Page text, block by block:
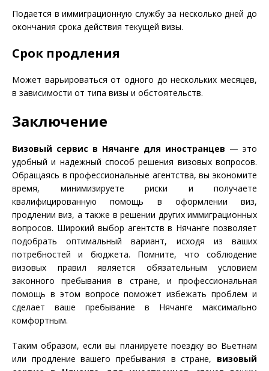
Подается в иммиграционную службу за несколько дней до
окончания срока действия текущей визы.
Срок продления
Может варьироваться от одного до нескольких месяцев,
в зависимости от типа визы и обстоятельств.
Заключение
Визовый сервис в Нячанге для иностранцев — это
удобный и надежный способ решения визовых вопросов.
Обращаясь в профессиональные агентства, вы экономите
время, минимизируете риски и получаете
квалифицированную помощь в оформлении виз,
продлении виз, а также в решении других иммиграционных
вопросов. Широкий выбор агентств в Нячанге позволяет
подобрать оптимальный вариант, исходя из ваших
потребностей и бюджета. Помните, что соблюдение
визовых правил является обязательным условием
законного пребывания в стране, и профессиональная
помощь в этом вопросе поможет избежать проблем и
сделает ваше пребывание в Нячанге максимально
комфортным.
Таким образом, если вы планируете поездку во Вьетнам
или продление вашего пребывания в стране, визовый